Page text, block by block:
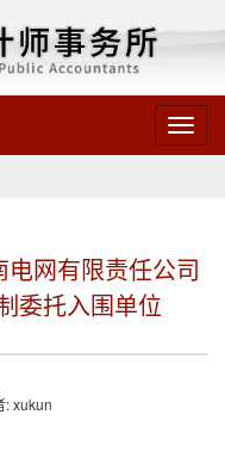
网有限责任公司
委托入围单位
: xukun